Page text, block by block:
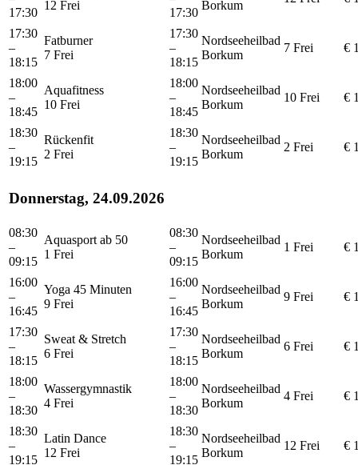
17:30
12 Frei
17:30
Borkum
17:30
–
18:15
Fatburner
7 Frei
17:30
–
18:15
Nordseeheilbad
Borkum
7 Frei €
18:00
–
18:45
Aquafitness
10 Frei
18:00
–
18:45
Nordseeheilbad
Borkum
10 Frei €
18:30
–
19:15
Rückenfit
2 Frei
18:30
–
19:15
Nordseeheilbad
Borkum
2 Frei €
Donnerstag, 24.09.2026
08:30
–
09:15
Aquasport ab 50
1 Frei
08:30
–
09:15
Nordseeheilbad
Borkum
1 Frei €
16:00
–
16:45
Yoga 45 Minuten
9 Frei
16:00
–
16:45
Nordseeheilbad
Borkum
9 Frei €
17:30
–
18:15
Sweat & Stretch
6 Frei
17:30
–
18:15
Nordseeheilbad
Borkum
6 Frei €
18:00
–
18:30
Wassergymnastik
4 Frei
18:00
–
18:30
Nordseeheilbad
Borkum
4 Frei €
18:30
–
19:15
Latin Dance
12 Frei
18:30
–
19:15
Nordseeheilbad
Borkum
12 Frei €